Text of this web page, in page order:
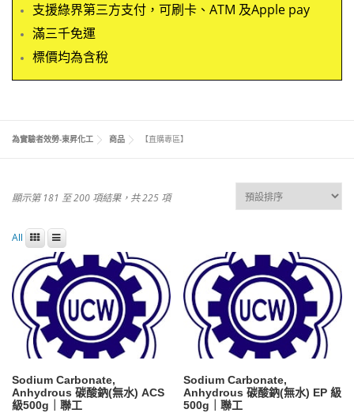
支援綠界第三方支付，可刷卡、ATM 及Apple pay
滿三千免運
標價均為含稅
為實驗者效勞-東昇化工 商品 【直購專區】
顯示第 181 至 200 項結果，共 225 項
All
Sodium Carbonate,
Anhydrous 碳酸鈉(無水) ACS
級500g｜聯工
Sodium Carbonate,
Anhydrous 碳酸鈉(無水) EP 級
500g｜聯工